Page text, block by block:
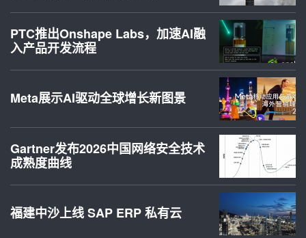
PTC推出Onshape Labs，加速AI融
入产品开发流程
Meta展示AI驱动全球增长新图景
Gartner发布2026中国网络安全技术
成熟度曲线
福建中沙上线 SAP ERP 私有云